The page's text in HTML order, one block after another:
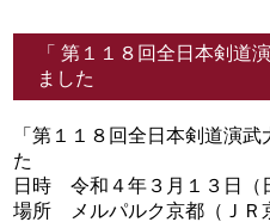
「 第１１８回全日本剣道
ました
「第１１８回全日本剣道演
た
日時 令和４年３月１３日（
場所 メルパルク京都（ＪＲ